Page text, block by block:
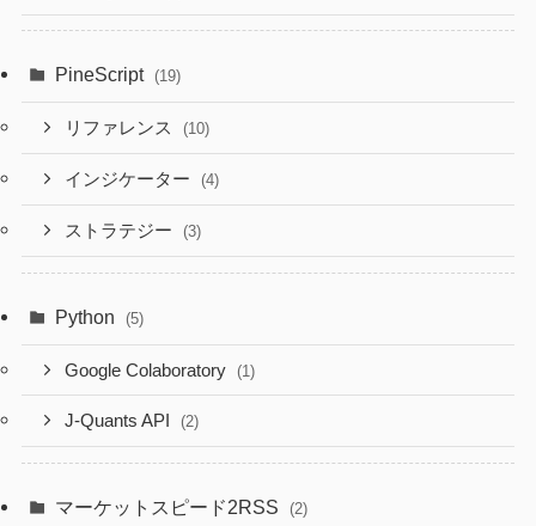
PineScript (19)
リファレンス (10)
インジケーター (4)
ストラテジー (3)
Python (5)
Google Colaboratory (1)
J-Quants API (2)
マーケットスピード2RSS (2)